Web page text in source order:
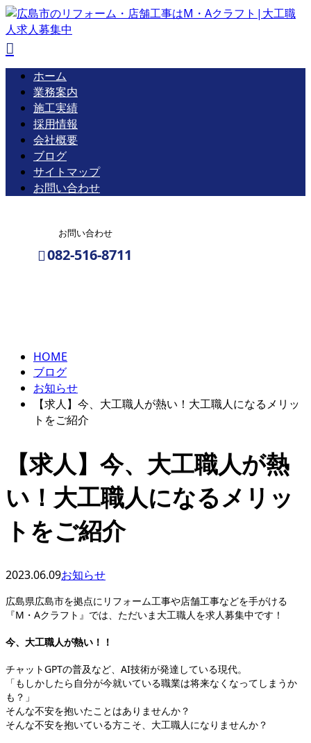
ホーム
業務案内
施工実績
採用情報
会社概要
ブログ
サイトマップ
お問い合わせ
お問い合わせ
082-516-8711
HOME
ブログ
お知らせ
【求人】今、大工職人が熱い！大工職人になるメリッ
トをご紹介
【求人】今、大工職人が熱
い！大工職人になるメリッ
トをご紹介
2023.06.09お知らせ
広島県広島市を拠点にリフォーム工事や店舗工事などを手がける
『M・Aクラフト』では、ただいま大工職人を求人募集中です！
今、大工職人が熱い！！
チャットGPTの普及など、AI技術が発達している現代。
「もしかしたら自分が今就いている職業は将来なくなってしまうか
も？」
そんな不安を抱いたことはありませんか？
そんな不安を抱いている方こそ、大工職人になりませんか？